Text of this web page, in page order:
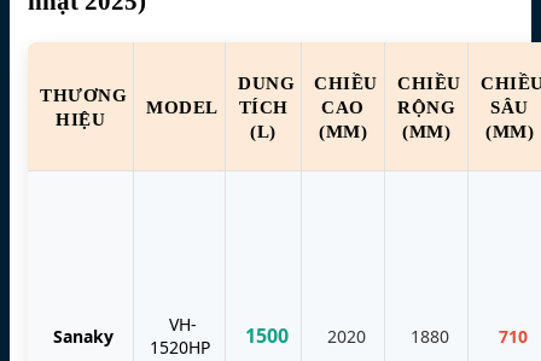
THƯƠNG
HIỆU
MODEL
DUNG
TÍCH
(L)
CHIỀU
CAO
(MM)
CHIỀU
RỘNG
(MM)
SÂU
(MM)
Sanaky
VH-
1520HP
1500 2020 1880 710